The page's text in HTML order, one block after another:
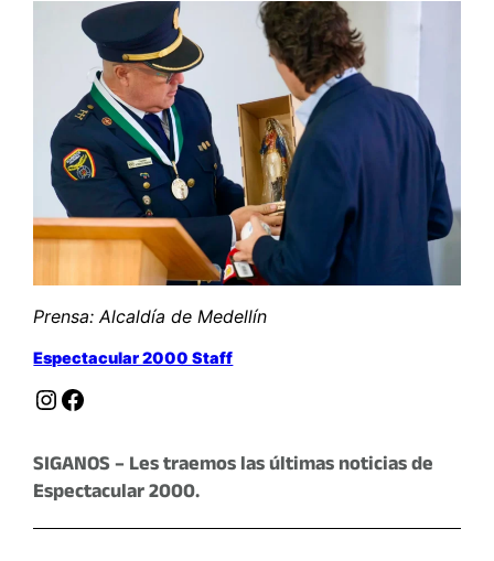
Prensa: Alcaldía de Medellín
Espectacular 2000 Staff
Instagram Facebook
SIGANOS – Les traemos las últimas noticias de
Espectacular 2000.